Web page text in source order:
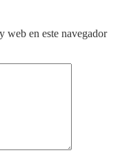
web en este navegador